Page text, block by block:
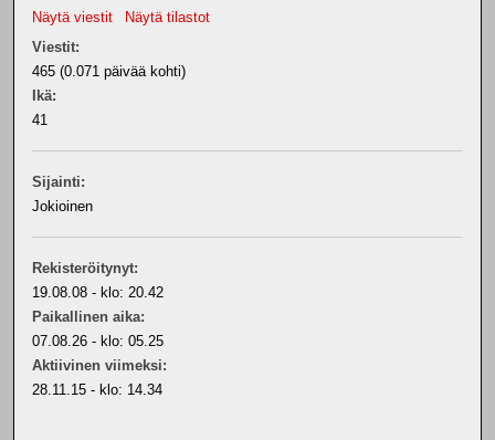
Näytä viestit
Näytä tilastot
Viestit:
465 (0.071 päivää kohti)
Ikä:
41
Sijainti:
Jokioinen
Rekisteröitynyt:
19.08.08 - klo: 20.42
Paikallinen aika:
07.08.26 - klo: 05.25
Aktiivinen viimeksi:
28.11.15 - klo: 14.34